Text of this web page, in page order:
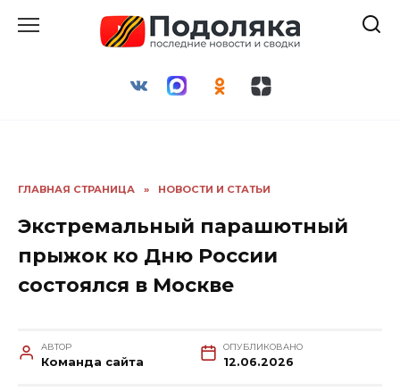
ГЛАВНАЯ СТРАНИЦА » НОВОСТИ И СТАТЬИ
Экстремальный парашютный
прыжок ко Дню России
состоялся в Москве
АВТОР
Команда сайта
ОПУБЛИКОВАНО
12.06.2026